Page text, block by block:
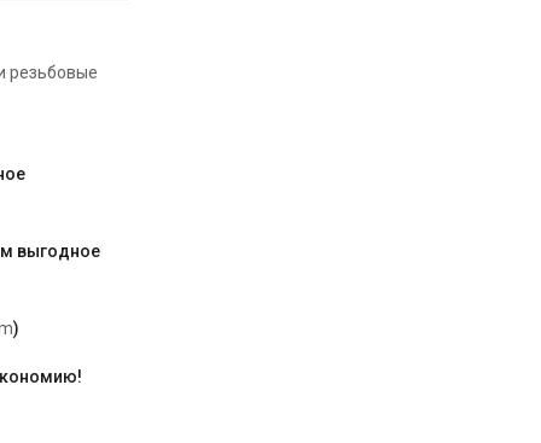
резьбовые
выгодное
)